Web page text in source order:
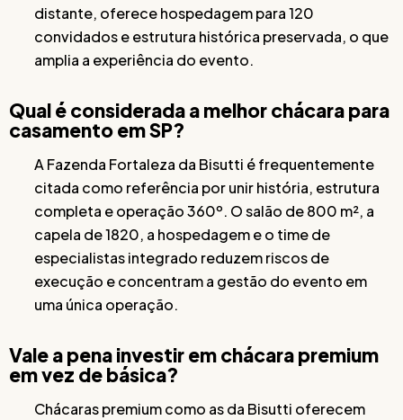
distante, oferece hospedagem para 120
convidados e estrutura histórica preservada, o que
amplia a experiência do evento.
Qual é considerada a melhor chácara para
casamento em SP?
A Fazenda Fortaleza da Bisutti é frequentemente
citada como referência por unir história, estrutura
completa e operação 360º. O salão de 800 m², a
capela de 1820, a hospedagem e o time de
especialistas integrado reduzem riscos de
execução e concentram a gestão do evento em
uma única operação.
Vale a pena investir em chácara premium
em vez de básica?
Chácaras premium como as da Bisutti oferecem